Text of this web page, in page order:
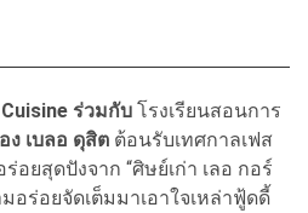
ร่วมกับ โรงเรียนสอนการ
ง เบลอ ดุสิต ต้อนรับเทศกาลเฟส
ยสุดปังจาก “ศิษย์เก่า เลอ กอร์
อร่อยจัดเต็มมาเอาใจเหล่าฟู้ดดี้